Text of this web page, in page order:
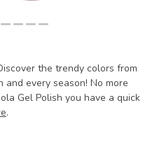
the trendy colors from
every season! No more
Gel Polish you have a quick
.